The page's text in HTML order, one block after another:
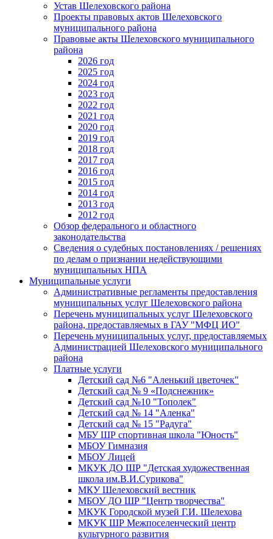
Устав Шелеховского района
Проекты правовых актов Шелеховского
муниципального района
Правовые акты Шелеховского муниципального
района
2026 год
2025 год
2024 год
2023 год
2022 год
2021 год
2020 год
2019 год
2018 год
2017 год
2016 год
2015 год
2014 год
2013 год
2012 год
Обзор федерального и областного
законодательства
Сведения о судебных постановлениях / решениях
по делам о признании недействующими
муниципальных НПА
Муниципальные услуги
Административные регламенты предоставления
муниципальных услуг Шелеховского района
Перечень муниципальных услуг Шелеховского
района, предоставляемых в ГАУ "МФЦ ИО"
Перечень муниципальных услуг, предоставляемых
Администрацией Шелеховского муниципального
района
Платные услуги
Детский сад №6 "Аленький цветочек"
Детский сад № 9 «Подснежник»
Детский сад №10 "Тополек"
Детский сад № 14 "Аленка"
Детский сад № 15 "Радуга"
МБУ ШР спортивная школа "Юность"
МБОУ Гимназия
МБОУ Лицей
МКУК ДО ШР "Детская художественная
школа им.В.И.Сурикова"
МКУ Шелеховский вестник
МБОУ ДО ШР "Центр творчества"
МКУК Городской музей Г.И. Шелехова
МКУК ШР Межпоселенческий центр
культурного развития